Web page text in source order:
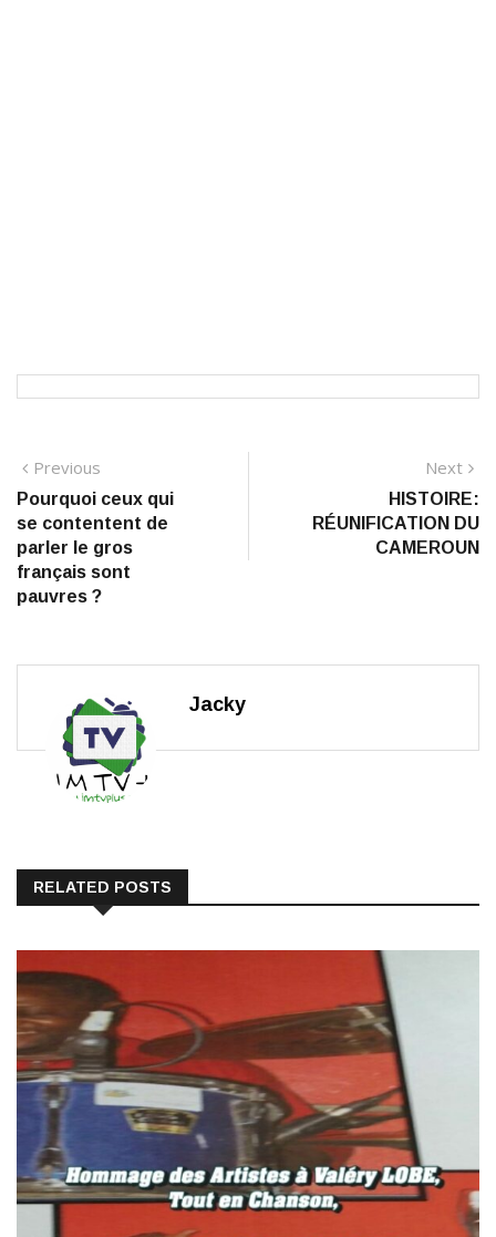
Navigation
de
l’article
Previous
post:
Pourquoi ceux qui
se contentent de
parler le gros
français sont
pauvres ?
Next
HISTOIRE:
RÉUNIFICATION DU
CAMEROUN
Jacky
RELATED POSTS